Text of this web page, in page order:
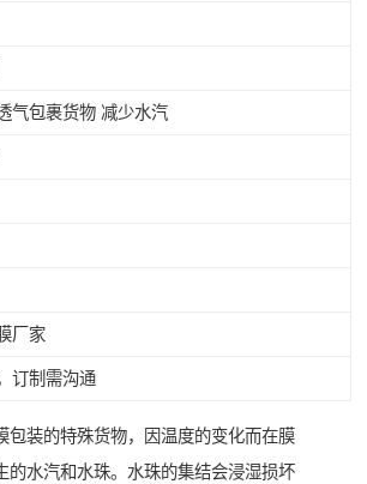
气包裹货物 减少水汽
厂家
订制需沟通
包装的特殊货物，因温度的变化而在膜
的水汽和水珠。水珠的集结会浸湿损坏